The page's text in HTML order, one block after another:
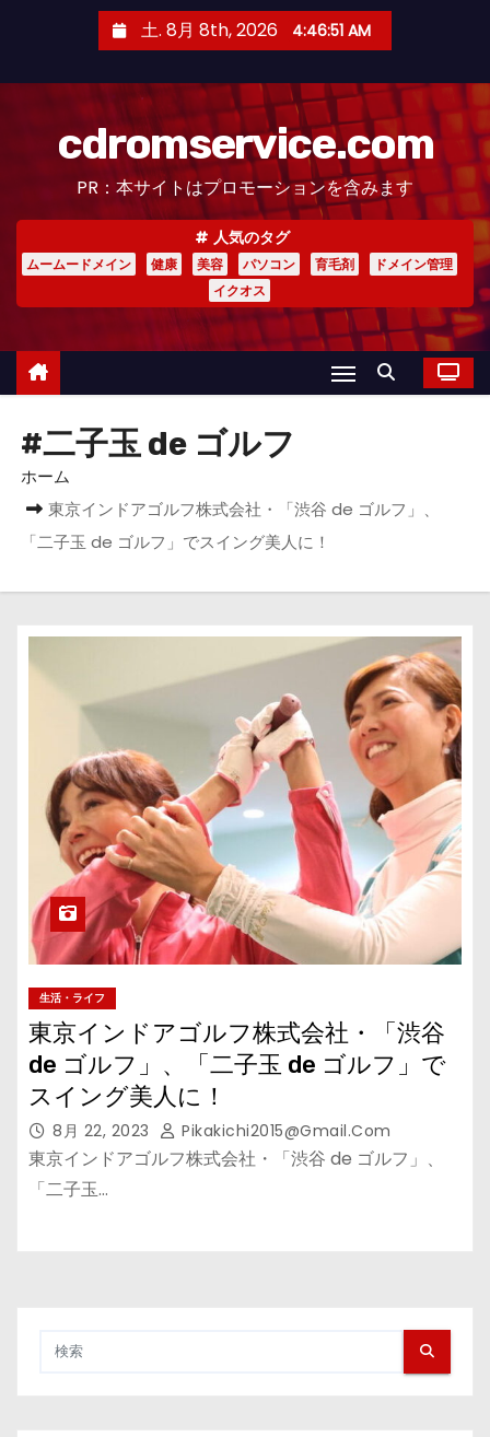
土. 8月 8th, 2026 4:46:52 AM
cdromservice.com
PR：本サイトはプロモーションを含みます
人気のタグ
ムームードメイン 健康 美容 パソコン 育毛剤
ドメイン管理
イクオス
#二子玉 de ゴルフ
ホーム
東京インドアゴルフ株式会社・「渋谷 de ゴルフ」、
「二子玉 de ゴルフ」でスイング美人に！
生活・ライフ
東京インドアゴルフ株式会社・「渋谷
de ゴルフ」、「二子玉 de ゴルフ」で
スイング美人に！
8月 22, 2023 Pikakichi2015@gmail.com
東京インドアゴルフ株式会社・「渋谷 de ゴルフ」、
「二子玉…